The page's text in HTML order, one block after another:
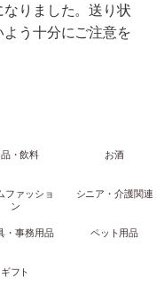
りました。送り状
う十分にご注意を
・飲料 お酒
ファッショ
ン
シニア・介護関連
・事務用品 ペット用品
ギフト